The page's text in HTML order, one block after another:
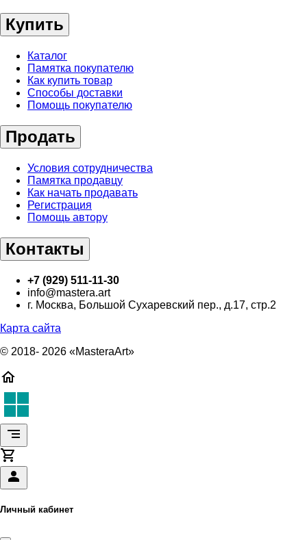
Купить
Каталог
Памятка покупателю
Как купить товар
Способы доставки
Помощь покупателю
Продать
Условия сотрудничества
Памятка продавцу
Как начать продавать
Регистрация
Помощь автору
Контакты
+7 (929) 511-11-30
info@mastera.art
г. Москва, Большой Сухаревский пер., д.17, стр.2
Карта сайта
© 2018- 2026 «MasteraArt»
Личный кабинет